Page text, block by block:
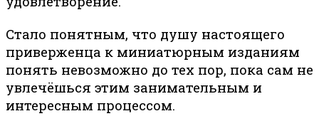
Стало понятным, что душу настоящего
приверженца к миниатюрным изданиям
понять невозможно до тех пор, пока сам не
увлечёшься этим занимательным и
интересным процессом.